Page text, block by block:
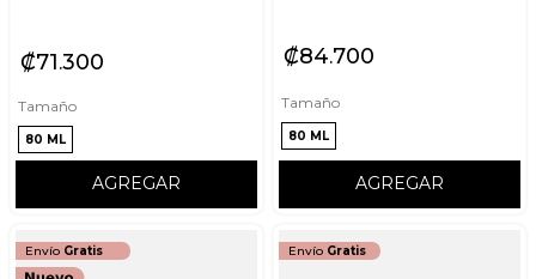
₡71 300
Tamaño
80 ML
AGREGAR
₡84 700
Tamaño
80 ML
AGREGAR
Envío Gratis Envío Gratis